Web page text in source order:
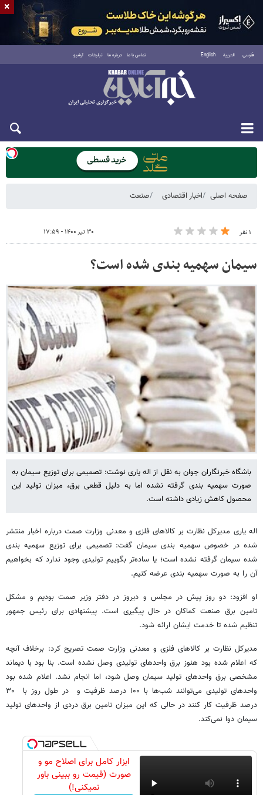
فارسی العربية English تماس با ما درباره ما تبلیغات آرشیو
یکشنبه ۱۸ مرداد ۱۴۰۵
صفحه اصلی اخبار اقتصادی صنعت
۱ نفر ۳۰ تیر ۱۴۰۰ - ۱۷:۵۹
سیمان سهمیه بندی شده است؟
باشگاه خبرنگاران جوان به نقل از اله یاری نوشت: تصمیمی برای توزیع سیمان به
صورت سهمیه بندی گرفته نشده اما به دلیل قطعی برق، میزان تولید این
محصول کاهش زیادی داشته است.
اله یاری مدیرکل نظارت بر کالاهای فلزی و معدنی وزارت صمت درباره اخبار منتشر
شده در خصوص سهمیه بندی سیمان گفت: تصمیمی برای توزیع سهمیه بندی
شده سیمان گرفته نشده است؛ یا ساده‌تر بگوییم تولیدی وجود ندارد که بخواهیم
آن را به صورت سهمیه بندی عرضه کنیم.
او افزود: دو روز پیش در مجلس و دیروز در دفتر وزیر صمت بودیم و مشکل
تامین برق صنعت کماکان در حال پیگیری است. پیشنهادی برای رئیس جمهور
تنظیم شده تا خدمت ایشان ارائه شود.
مدیرکل نظارت بر کالاهای فلزی و معدنی وزارت صمت تصریح کرد: برخلاف آنچه
که اعلام شده بود هنوز برق واحدهای تولیدی وصل نشده است. بنا بود با دیماند
مشخصی برق واحدهای تولید سیمان وصل شود، اما انجام نشد. اعلام شده بود
واحدهای تولیدی می‌توانند شب‌ها با ۱۰۰ درصد ظرفیت و در طول روز با ۳۰
درصد ظرفیت کار کنند در حالی که این میزان تامین برق دردی از واحدهای تولید
سیمان دوا نمی‌کند.
ابزار کامل برای اصلاح مو و
صورت (قیمت رو ببینی باور
نمیکنی!)
×